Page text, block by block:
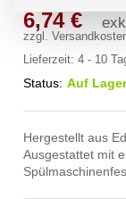
6,74€
zzgl.
Lieferzeit:4 - 10
Status: Auf
Hergestellt aus
Ausgestattet mit